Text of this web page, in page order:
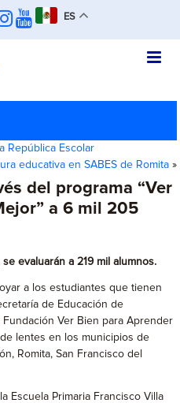
ES
República Escolar
educativa en SABES de Romita»
del programa “Ver
a 6 mil 205
evaluarán a 219 mil alumnos.
a los estudiantes que tienen
de Educación de
Ver Bien para Aprender
lentes en los municipios de
Romita, San Francisco del
Escuela Primaria Francisco Villa